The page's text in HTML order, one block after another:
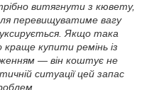
витягнути з кювету,
перевищуватиме вагу
Якщо така
купити ремінь із
— він коштує не
ситуації цей запас